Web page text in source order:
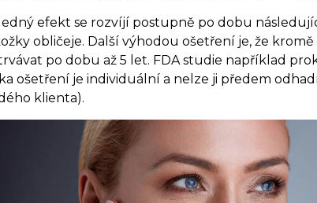
efekt se rozvíjí postupně po dobu
obličeje. Další výhodou ošetření je, že
po dobu až 5 let. FDA studie například
ošetření je individuální a nelze ji předem
klienta).